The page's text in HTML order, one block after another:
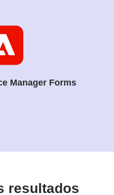
Manager Forms
resultados